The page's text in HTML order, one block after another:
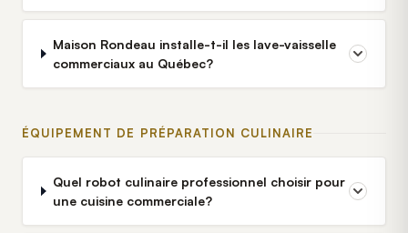
Maison Rondeau installe-t-il les lave-vaisselle
commerciaux au Québec?
ÉQUIPEMENT DE PRÉPARATION CULINAIRE
Quel robot culinaire professionnel choisir pour
une cuisine commerciale?